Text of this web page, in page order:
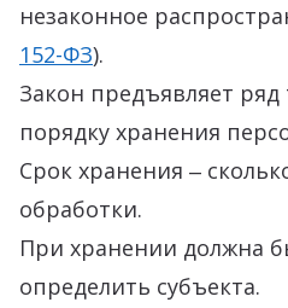
незаконное
152-ФЗ).
Закон предъявляет
порядку хранения
Срок хранения ‒
обработки.
При хранении должна
определить субъекта.